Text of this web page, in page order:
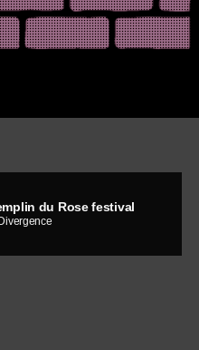
du Rose festival
Divergence